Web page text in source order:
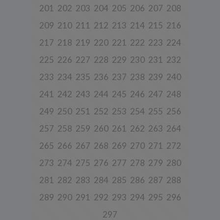
201 202 203 204 205 206 207 208
209 210 211 212 213 214 215 216
217 218 219 220 221 222 223 224
225 226 227 228 229 230 231 232
233 234 235 236 237 238 239 240
241 242 243 244 245 246 247 248
249 250 251 252 253 254 255 256
257 258 259 260 261 262 263 264
265 266 267 268 269 270 271 272
273 274 275 276 277 278 279 280
281 282 283 284 285 286 287 288
289 290 291 292 293 294 295 296
297
udostępniają w historii przeglądania stron i aplikacji w ramach
korzystania z naszych usług (wraz ze zautomatyzowaną analizą
założenia konta lub korzystania z usługi newslettera, tj. imię,
4. Cel i podstawa przetwarzania danych
Twoje dane będą przetwarzane do celu:
a) realizacji usługi w oparciu o regulamin korzystania z serwisu, jeśli
newslettera (podstawa z art. 6 ust. 1 lit. b RODO),
także wykrywania nadużyć oraz pomiarów statystycznych i
uzasadnionego interesu (podstawa z art. 6 ust. 1 lit. f RODO),
c) ewentualnego ustalenia, dochodzenia lub obrony przed
roszczeniami będącego realizacją naszego prawnie uzasadnionego
świadczenia tych usług. W razie niepodania tych danych usługa nie